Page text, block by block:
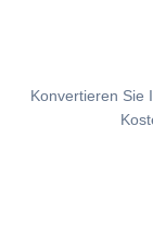
Konvertieren Sie